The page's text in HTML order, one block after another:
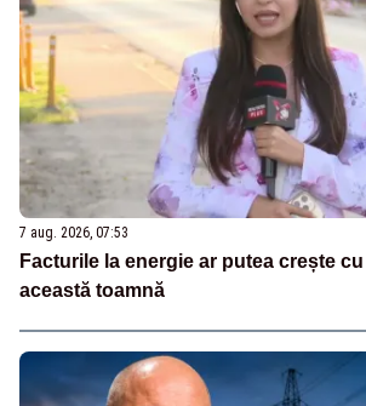
7 aug. 2026, 07:53
Facturile la energie ar putea crește
această toamnă